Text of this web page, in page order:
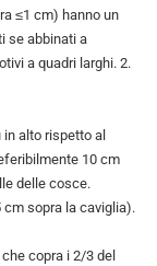
≤1 cm) hanno un
se abbinati a
a quadri larghi. 2.
alto rispetto al
10 cm
delle cosce.
cm sopra la caviglia).
copra i 2/3 del